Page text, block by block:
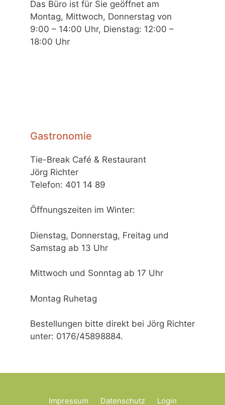
Das Büro ist für Sie geöffnet am
Montag, Mittwoch, Donnerstag von
9:00 – 14:00 Uhr, Dienstag: 12:00 –
18:00 Uhr
Gastronomie
Tie-Break Café & Restaurant
Jörg Richter
Telefon: 401 14 89
Öffnungszeiten im Winter:
Dienstag, Donnerstag, Freitag und
Samstag ab 13 Uhr
Mittwoch und Sonntag ab 17 Uhr
Montag Ruhetag
Bestellungen bitte direkt bei Jörg Richter
unter: 0176/45898884.
Impressum Datenschutz Login